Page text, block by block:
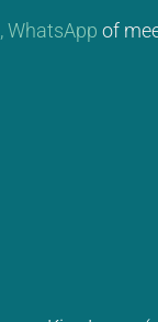
WhatsApp of